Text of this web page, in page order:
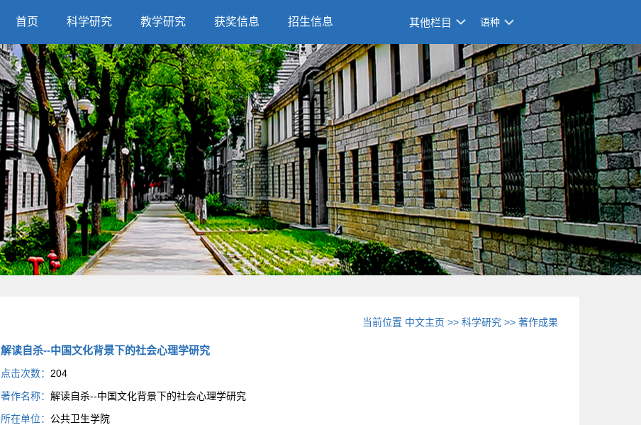
首页 科学研究 教学研究 获奖信息 招生信息 其他栏目 语种
当前位置 中文主页 >>科学研究 >>著作成果
解读自杀--中国文化背景下的社会心理学研究
点击次数： 204
著作名称： 解读自杀--中国文化背景下的社会心理学研究
所在单位： 公共卫生学院